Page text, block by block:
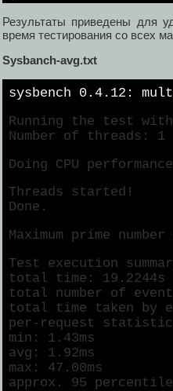
Результаты приведены для
время тестирования со всех
Sysbanch-avg.txt
sysbench 0.4.12:
Running the test
Number of threads: 1
Doing CPU
Threads started!
Done.
Maximum prime
Test execution
total time: 19.2244s
total number of
total time taken by
per-request
min: 1.43ms
avg: 1.92ms
max: 47.00ms
approx. 95